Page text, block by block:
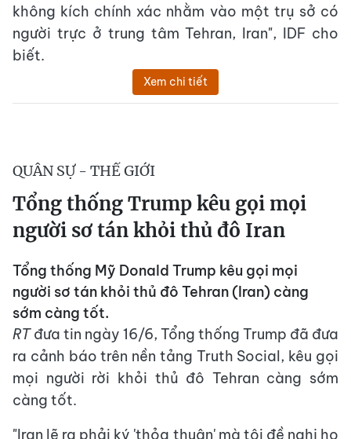
không kích chính xác nhằm vào một trụ sở có
người trực ở trung tâm Tehran, Iran", IDF cho
biết.
Xem chi tiết
QUÂN SỰ - THẾ GIỚI
Tổng thống Trump kêu gọi mọi
người sơ tán khỏi thủ đô Iran
Tổng thống Mỹ Donald Trump kêu gọi mọi
người sơ tán khỏi thủ đô Tehran (Iran) càng
sớm càng tốt.
RTđưa tin ngày 16/6, Tổng thống Trump đã đưa
ra cảnh báo trên nền tảng Truth Social, kêu gọi
mọi người rời khỏi thủ đô Tehran càng sớm
càng tốt.
"Iran lẽ ra phải ký 'thỏa thuận' mà tôi đề nghị họ